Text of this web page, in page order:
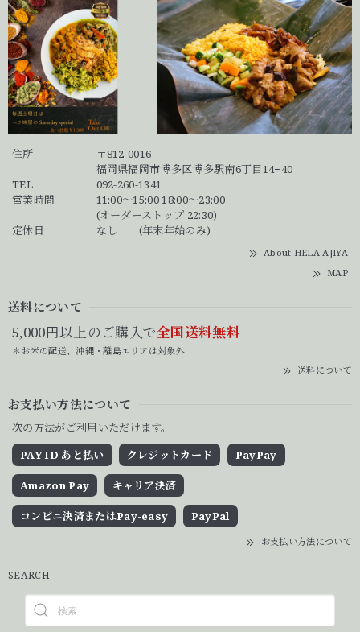
住所
〒812-0016
福岡県福岡市博多区博多駅南6丁目14−40
TEL
092-260-1341
営業時間
11:00～15:00 18:00～23:00
(オーダーストップ 22:30)
定休日
なし (年末年始のみ)
About HELA AJIYA
MAP
送料について
5,000円以上のご購入で全国送料無料
＊お米の配送、沖縄・離島エリアは対象外
送料について
お支払い方法について
次の方法がご利用いただけます。
PAY ID あと払い
クレジットカード PayPay
Amazon Pay キャリア決済
コンビニ決済またはPay-easy PayPal
お支払い方法について
SEARCH